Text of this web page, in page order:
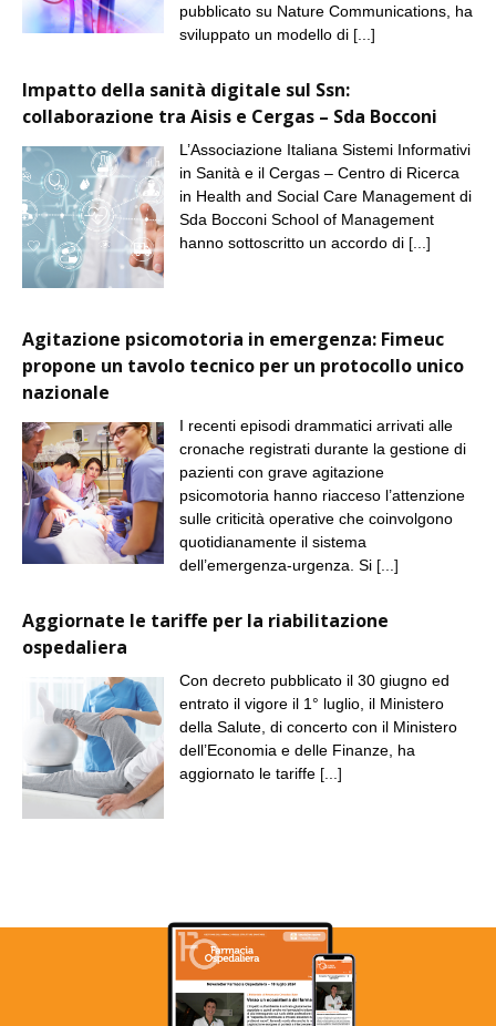
pubblicato su Nature Communications, ha
sviluppato un modello di [...]
Impatto della sanità digitale sul Ssn:
collaborazione tra Aisis e Cergas – Sda Bocconi
L’Associazione Italiana Sistemi Informativi
in Sanità e il Cergas – Centro di Ricerca
in Health and Social Care Management di
Sda Bocconi School of Management
hanno sottoscritto un accordo di [...]
Agitazione psicomotoria in emergenza: Fimeuc
propone un tavolo tecnico per un protocollo unico
nazionale
I recenti episodi drammatici arrivati alle
cronache registrati durante la gestione di
pazienti con grave agitazione
psicomotoria hanno riacceso l’attenzione
sulle criticità operative che coinvolgono
quotidianamente il sistema
dell’emergenza-urgenza. Si [...]
Aggiornate le tariffe per la riabilitazione
ospedaliera
Con decreto pubblicato il 30 giugno ed
entrato il vigore il 1° luglio, il Ministero
della Salute, di concerto con il Ministero
dell’Economia e delle Finanze, ha
aggiornato le tariffe [...]